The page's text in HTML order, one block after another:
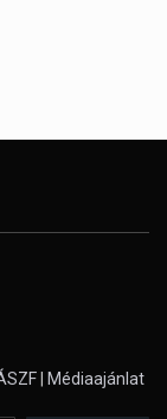
Médiaajánlat